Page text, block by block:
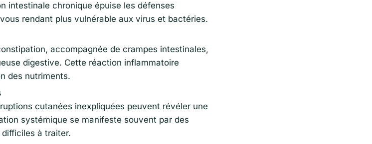
intestinale chronique épuise les défenses
rendant plus vulnérable aux virus et bactéries.
accompagnée de crampes intestinales,
digestive. Cette réaction inflammatoire
des nutriments.
cutanées inexpliquées peuvent révéler une
systémique se manifeste souvent par des
à traiter.